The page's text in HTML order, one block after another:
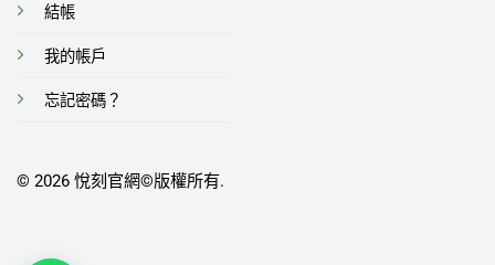
結帳
我的帳戶
忘記密碼？
© 2026 悅刻官網©️版權所有.